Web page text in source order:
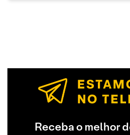
Receba o melhor